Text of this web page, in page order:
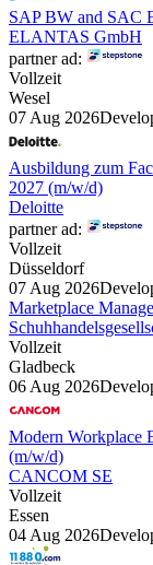
SAP BW and SAC
ELANTAS GmbH
partner ad:
Vollzeit
Wesel
07 Aug 2026
Ausbildung zum
2027 (m/w/d)
Deloitte
partner ad:
Vollzeit
Düsseldorf
07 Aug 2026
Marketplace
Vollzeit
Gladbeck
06 Aug 2026
Modern Workplace
(m/w/d)
CANCOM SE
Vollzeit
Essen
04 Aug 2026